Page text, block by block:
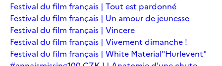
Festival du film français | Tout est pardonné
Festival du film français | Un amour de jeunesse
Festival du film français | Vincere
Festival du film français | Vivement dimanche !
Festival du film français | White Material"Hurlevent"